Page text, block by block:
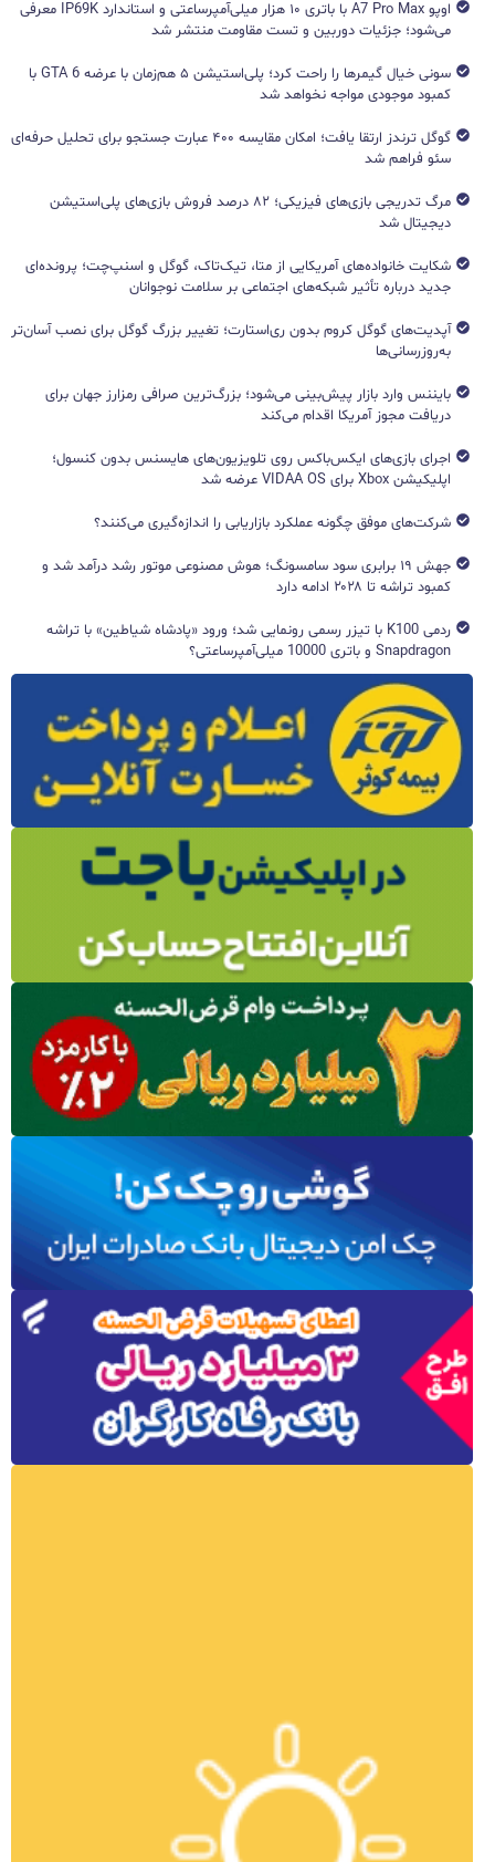
اوپو A7 Pro Max با باتری ۱۰ هزار میلی‌آمپرساعتی و استاندارد IP69K معرفی
می‌شود؛ جزئیات دوربین و تست مقاومت منتشر شد
سونی خیال گیمرها را راحت کرد؛ پلی‌استیشن ۵ هم‌زمان با عرضه GTA 6 با
کمبود موجودی مواجه نخواهد شد
گوگل ترندز ارتقا یافت؛ امکان مقایسه ۴۰۰ عبارت جستجو برای تحلیل حرفه‌ای
سئو فراهم شد
مرگ تدریجی بازی‌های فیزیکی؛ ۸۲ درصد فروش بازی‌های پلی‌استیشن
دیجیتال شد
شکایت خانواده‌های آمریکایی از متا، تیک‌تاک، گوگل و اسنپ‌چت؛ پرونده‌ای
جدید درباره تأثیر شبکه‌های اجتماعی بر سلامت نوجوانان
آپدیت‌های گوگل کروم بدون ری‌استارت؛ تغییر بزرگ گوگل برای نصب آسان‌تر
به‌روزرسانی‌ها
بایننس وارد بازار پیش‌بینی می‌شود؛ بزرگ‌ترین صرافی رمزارز جهان برای
دریافت مجوز آمریکا اقدام می‌کند
اجرای بازی‌های ایکس‌باکس روی تلویزیون‌های هایسنس بدون کنسول؛
اپلیکیشن Xbox برای VIDAA OS عرضه شد
شرکت‌های موفق چگونه عملکرد بازاریابی را اندازه‌گیری می‌کنند؟
جهش ۱۹ برابری سود سامسونگ؛ هوش مصنوعی موتور رشد درآمد شد و
کمبود تراشه تا ۲۰۲۸ ادامه دارد
ردمی K100 با تیزر رسمی رونمایی شد؛ ورود «پادشاه شیاطین» با تراشه
Snapdragon و باتری 10000 میلی‌آمپرساعتی؟